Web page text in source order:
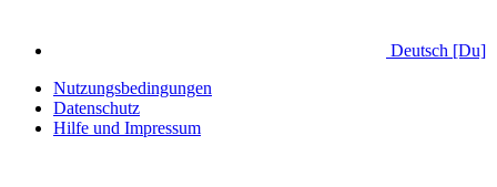
Deutsch [Du]
Nutzungsbedingungen
Datenschutz
Hilfe und Impressum